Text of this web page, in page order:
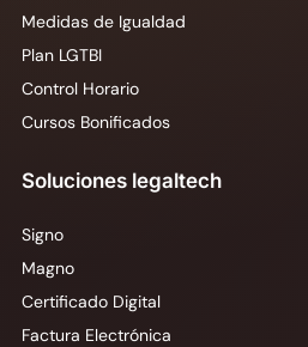
Medidas de Igualdad
Plan LGTBI
Control Horario
Cursos Bonificados
Soluciones legaltech
Signo
Magno
Certificado Digital
Factura Electrónica